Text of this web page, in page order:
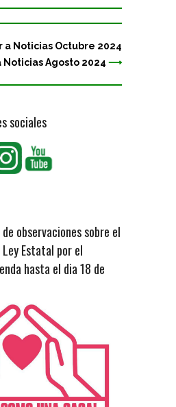
Ir a Noticias Octubre 2024
Noticias Agosto 2024 ⟶
sociales
observaciones sobre el
Estatal por el
hasta el dia 18 de